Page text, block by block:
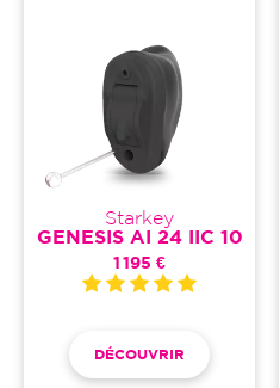
Starkey
GENESIS AI 24 IIC 10
1 195 €
DÉCOUVRIR